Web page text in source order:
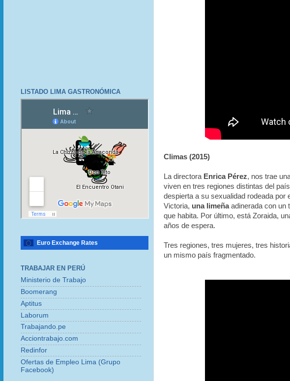
Climas (2015)
La directora Enrica Pérez, nos trae
viven en tres regiones distintas del
despierta a su sexualidad rodeada por
Victoria, una limeñaadinerada con un
que habita. Por último, está Zoraida,
años de espera.
Tres regiones, tres mujeres, tres
un mismo país fragmentado.
LISTADO LIMA GASTRONÓMICA
Euro Exchange Rates
TRABAJAR EN PERÚ
Ministerio de Trabajo
Boomerang
Aptitus
Laborum
Trabajando.pe
Acciontrabajo.com
Redinfor
Ofertas de Empleo Lima (Grupo
Facebook)